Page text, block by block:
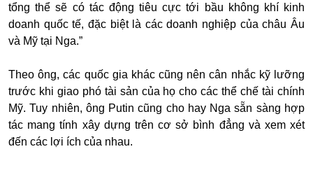
tổng thể sẽ có tác động tiêu cực tới bầu không khí kinh
doanh quốc tế, đặc biệt là các doanh nghiệp của châu Âu
và Mỹ tại Nga.”
Theo ông, các quốc gia khác cũng nên cân nhắc kỹ lưỡng
trước khi giao phó tài sản của họ cho các thể chế tài chính
Mỹ. Tuy nhiên, ông Putin cũng cho hay Nga sẵn sàng hợp
tác mang tính xây dựng trên cơ sở bình đẳng và xem xét
đến các lợi ích của nhau.